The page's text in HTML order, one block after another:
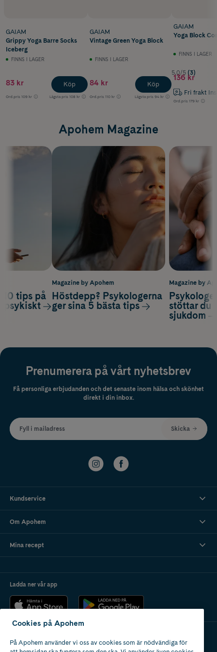
GAIAM
Grippy Yoga Barre Socks
Iceberg
FINNS I LAGER
83 kr
Ord.pris 109 kr Lägsta pris 108 kr
Köp
GAIAM
Vintage Green Yoga Block
FINNS I LAGER
84 kr
Ord.pris 110 kr Lägsta pris 94 kr
Köp
GAIAM
Yoga Block
FINNS I LAGER
5.0/5 (3)
136 kr
Fri frakt
Ord.pris 179 kr
Apohem Magazine
Magazine by
stöttar du
sjukdom
10 tips på
psykiskt
Magazine by Apohem
Höstdepp? Psykologerna
ger sina 5 bästa tips
Prenumerera på vårt nyhetsbrev
Få personliga erbjudanden och det senaste inom hälsa och skönhet
direkt i din inbox.
Fyll i mailadress Skicka
Kundservice
Om Apohem
Mina recept
Ladda ner vår app
Apotek med tillstånd
Cookies på Apohem
På Apohem använder vi oss av cookies som är nödvändiga för